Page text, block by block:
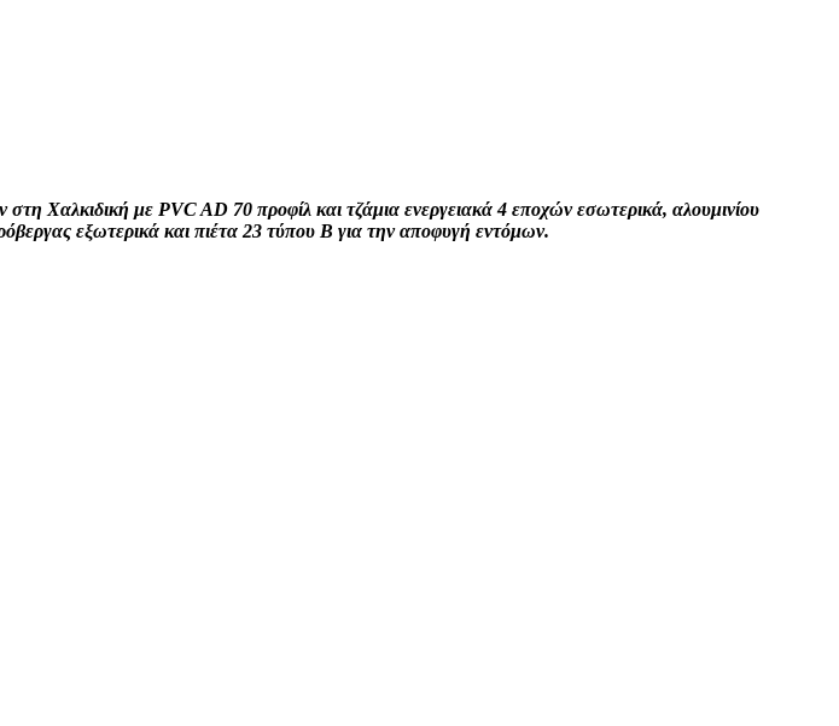
Χαλκιδική με PVC AD 70 προφίλ και τζάμια ενεργειακά 4 εποχών εσωτερικά, αλουμινίου
εξωτερικά και πιέτα 23 τύπου Β για την αποφυγή εντόμων.